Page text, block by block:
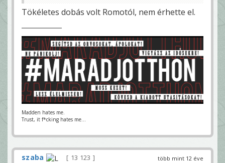
Tökéletes dobás volt Romotól, nem érhette el.
Madden hates me.
Trust, it f*cking hates me...
több mint 12 éve
szaba 13 123